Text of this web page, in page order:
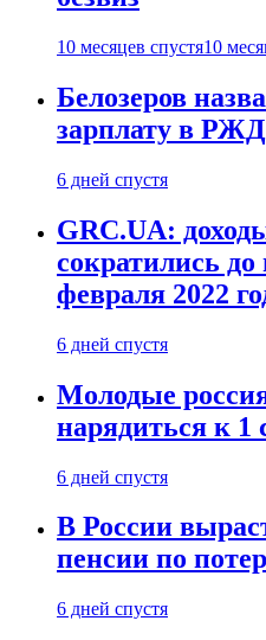
10 месяцев спустя10
Белозеров
зарплату в РЖД
6 дней спустя
GRC.UA:
сократились
февраля 2022
6 дней спустя
Молодые
нарядиться к 1
6 дней спустя
В России
пенсии по
6 дней спустя